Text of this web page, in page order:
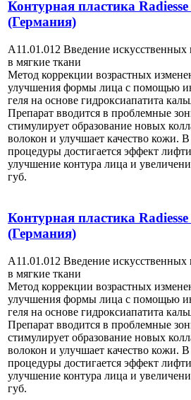
Контурная пластика
(Германия)
А11.01.012 Введение искусственных
в мягкие ткани
Метод коррекции возрастных
улучшения формы лица с помощью
геля на основе гидроксиапатита
Препарат вводится в проблемные
стимулирует образование новых
волокон и улучшает качество кожи. В
процедуры достигается эффект
улучшение контура лица и
губ.
Контурная пластика
(Германия)
А11.01.012 Введение искусственных
в мягкие ткани
Метод коррекции возрастных
улучшения формы лица с помощью
геля на основе гидроксиапатита
Препарат вводится в проблемные
стимулирует образование новых
волокон и улучшает качество кожи. В
процедуры достигается эффект
улучшение контура лица и
губ.